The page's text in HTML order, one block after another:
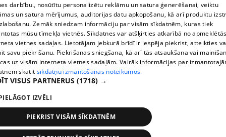
darbību., nosūtītu personalizētu reklāmu un satura ģenerēšanai, veiktu
un satura mērījumus, auditorijas datu apkopošanu, kā arī produktu
Zemāk sniedzam informāciju par visām sīkdatnēm, kuras tiek
mūsu tīmekļa vietnēs. Sīkdatnes var atšķirties atkarībā no
vietnes sadaļas. Lietotājam jebkurā brīdī ir iespēja piekrist, atteikties
savu piekrišanu. Piekrišanas sniegšana, kā arī tās atsaukšana vai
uz visām interneta vietnes sadaļām. Vairāk informācijas par
skatīt sīkdatņu izmantošanas noteikumos.
VISUS PARTNERUS (1718) →
IZVĒLI
PIEKRIST VISĀM SĪKDATNĒM